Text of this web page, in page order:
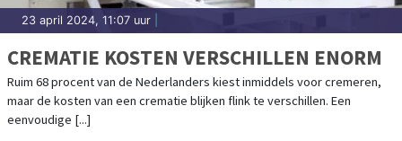
23 april 2024, 11:07 uur
CREMATIE KOSTEN VERSCHILLEN ENORM
Ruim 68 procent van de Nederlanders kiest inmiddels voor cremeren,
maar de kosten van een crematie blijken flink te verschillen. Een
eenvoudige [...]